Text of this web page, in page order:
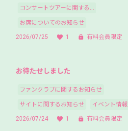
コンサートツアーに関する...
お席についてのお知らせ
2026/07/25 1 有料会員限定
お待たせしました
ファンクラブに関するお知らせ
サイトに関するお知らせ イベント情報
2026/07/24 1 有料会員限定